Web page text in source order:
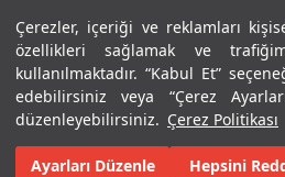
Çerezler, içeriği ve reklamları
özellikleri sağlamak ve
kullanılmaktadır. “Kabul Et”
edebilirsiniz veya “Çerez
düzenleyebilirsiniz. Çerez Politikası
Ayarları Düzenle Hepsini
Menü
Ana Sayfa Karolar Konut İçi
Tüm Görseller(1)